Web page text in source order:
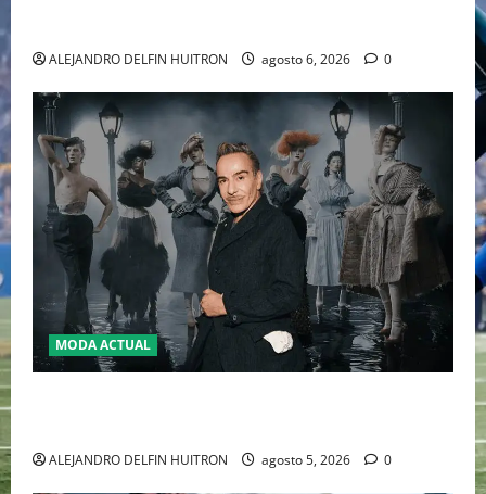
ALEJANDRO DELFIN HUITRON agosto 6, 2026 0
MODA ACTUAL
ALEJANDRO DELFIN HUITRON agosto 5, 2026 0